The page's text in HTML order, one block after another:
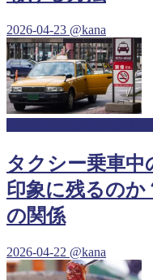
2026-04-23 @kana
タクシー乗車
印象に残るのか
の関係
2026-04-22 @kana